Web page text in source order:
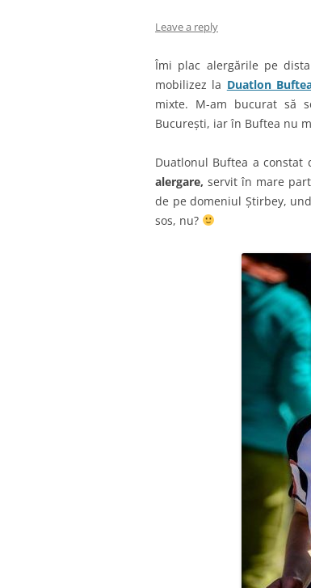
Leave a reply
Îmi plac alergările pe
mobilizez la Duatlon
mixte. M-am bucurat să
București, iar în Buftea nu
Duatlonul Buftea a constat
alergare, servit în mare
de pe domeniul Știrbey,
sos, nu?